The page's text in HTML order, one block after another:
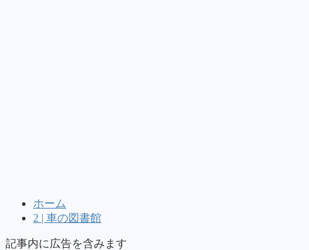
ホーム
2 | 車の図書館
記事内に広告を含みます